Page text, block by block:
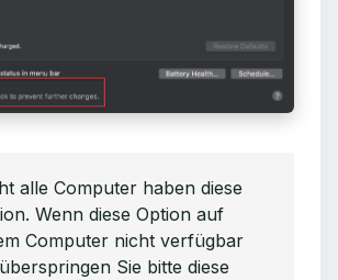
alle Computer haben diese
Wenn diese Option auf
Computer nicht verfügbar
Sie bitte diese